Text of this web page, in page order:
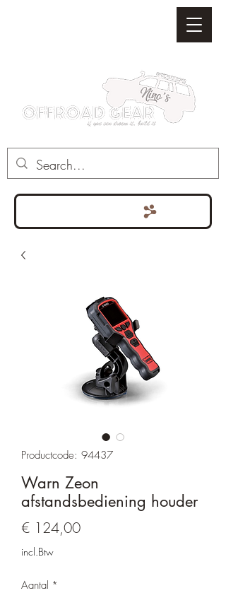
Productcode: 94437
Warn Zeon
afstandsbediening houder
€ 124,00Prijs
incl.Btw
Aantal *